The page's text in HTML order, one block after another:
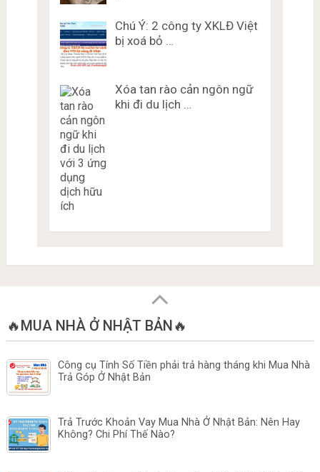
Chú Ý: 2 công ty XKLĐ Việt
bị xoá bỏ …
Xóa tan rào cản ngôn ngữ
khi đi du lịch …
🔥MUA NHÀ Ở NHẬT BẢN🔥
Công cụ Tính Số Tiền phải trả hàng tháng khi Mua Nhà
Trả Góp Ở Nhật Bản
Trả Trước Khoản Vay Mua Nhà Ở Nhật Bản: Nên Hay
Không? Chi Phí Thế Nào?